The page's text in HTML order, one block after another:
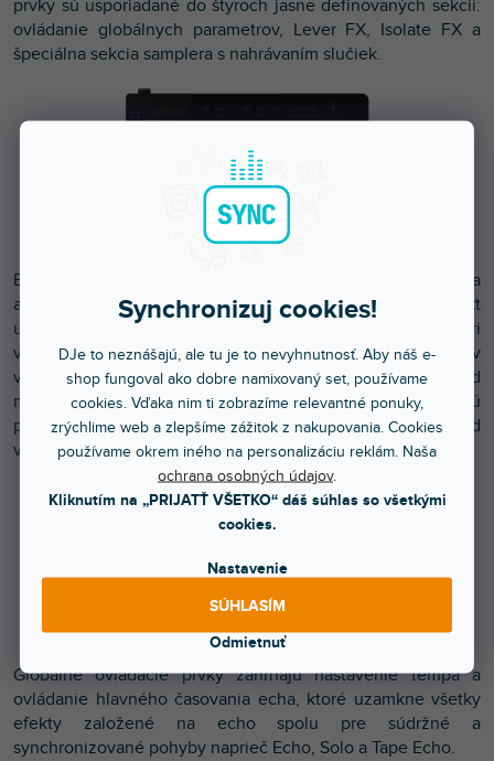
Synchronizuj cookies!
DJe to neznášajú, ale tu je to nevyhnutnosť. Aby náš e-
shop fungoval ako dobre namixovaný set, používame
cookies. Vďaka nim ti zobrazíme relevantné ponuky,
zrýchlime web a zlepšíme zážitok z nakupovania. Cookies
používame okrem iného na personalizáciu reklám. Naša
ochrana osobných údajov.
Kliknutím na „PRIJATŤ VŠETKO“ dáš súhlas so všetkými
cookies.
Nastavenie
Odmietnuť
SÚHLASÍM
prvky sú usporiadané do štyroch jasne definovaných sekcií:
ovládanie globálnych parametrov, Lever FX, Isolate FX a
špeciálna sekcia samplera s nahrávaním slučiek.
Efekty je možné spúšťať pomocou páčok – stlačením sa
aktivuje krátky punch, zatiaľ čo zdvihnutím sa efekt
uzamkne na mieste – alebo pomocou sekcie Isolate FX. Tri
veľké potenciometre umožňujú selektívne použitie efektov
v celom frekvenčnom spektre s presnou kontrolou nad
mierou pridania intenzity. Obe skupiny efektov majú
podparametre, ktoré menia správanie v závislosti od
vybraného FX.
Globálne ovládacie prvky zahŕňajú nastavenie tempa a
ovládanie hlavného časovania echa, ktoré uzamkne všetky
efekty založené na echo spolu pre súdržné a
synchronizované pohyby naprieč Echo, Solo a Tape Echo.